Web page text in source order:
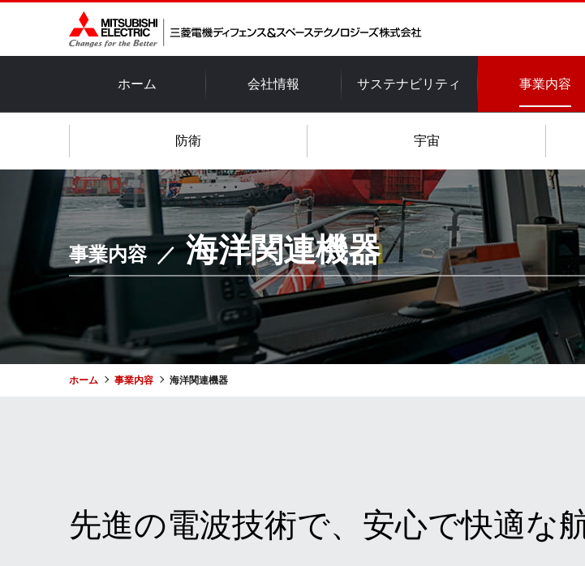
ホーム 会社情報 サステナビリティ 事業内容
このページの本文
防衛 宇宙
事業内容 海洋関連機器
ホーム 事業内容 海洋関連機器
先進の電波技術で、安心で快適な